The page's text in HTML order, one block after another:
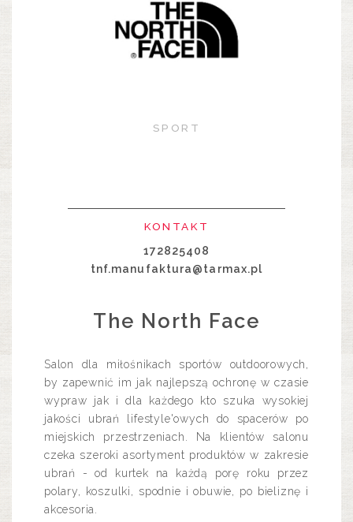
SPORT
KONTAKT
172825408
tnf.manufaktura@tarmax.pl
The North Face
Salon dla miłośnikach sportów outdoorowych,
by zapewnić im jak najlepszą ochronę w czasie
wypraw jak i dla każdego kto szuka wysokiej
jakości ubrań lifestyle'owych do spacerów po
miejskich przestrzeniach. Na klientów salonu
czeka szeroki asortyment produktów w zakresie
ubrań - od kurtek na każdą porę roku przez
polary, koszulki, spodnie i obuwie, po bieliznę i
akcesoria.